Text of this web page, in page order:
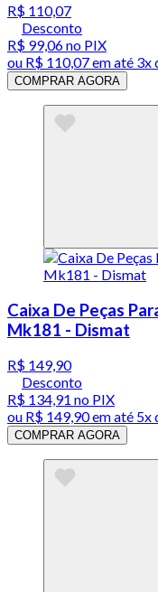
R$ 110,07
Desconto
R$ 99,06no PIX
ou R$ 110,07em até 3x
COMPRAR AGORA
Caixa De Peças
Mk181 - Dismat
R$ 149,90
Desconto
R$ 134,91 no PIX
ou R$ 149,90em até 5x
COMPRAR AGORA